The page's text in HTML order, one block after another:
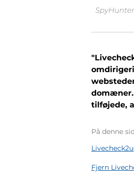
tilføjede,
På denne
Fjern